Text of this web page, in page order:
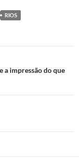
RIOS
a impressão do que